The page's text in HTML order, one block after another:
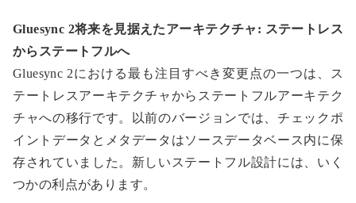
Gluesync 2将来を見据えたアーキテクチャ: ステートレス
からステートフルへ
Gluesync 2における最も注目すべき変更点の一つは、ス
テートレスアーキテクチャからステートフルアーキテク
チャへの移行です。以前のバージョンでは、チェックポ
イントデータとメタデータはソースデータベース内に保
存されていました。新しいステートフル設計には、いく
つかの利点があります。